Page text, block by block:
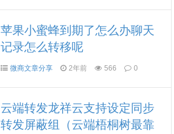
苹果小蜜蜂到期了怎么办聊天
记录怎么转移呢
微商文章分享 2年前 566 0
云端转发龙祥云支持设定同步
转发屏蔽组（云端梧桐树最靠